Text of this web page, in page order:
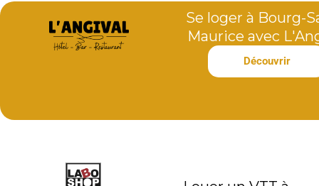
Se loger à Bourg-
Maurice avec
Découvrir